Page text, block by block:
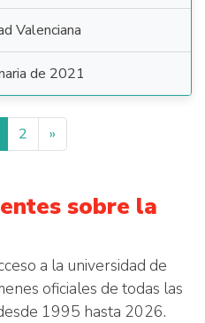
Valenciana
de 2021
2 »
sobre la
a la universidad de
oficiales de todas las
1995 hasta 2026.